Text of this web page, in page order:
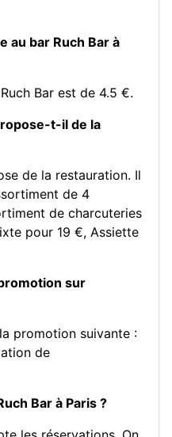
au bar Ruch Bar à
Bar est de 4.5 €.
t-il de la
de la restauration. Il
de 4
de charcuteries
pour 19 €, Assiette
sur
promotion suivante :
de
Bar à Paris ?